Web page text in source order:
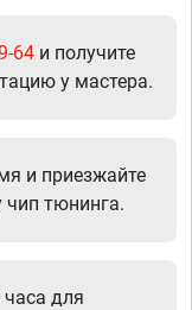
64 и получите
у мастера.
и приезжайте
чип тюнинга.
для